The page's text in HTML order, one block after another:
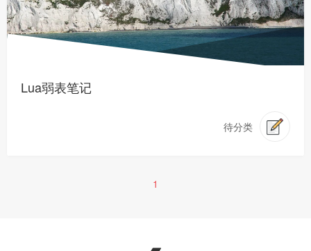
Lua弱表笔记
待分类
1